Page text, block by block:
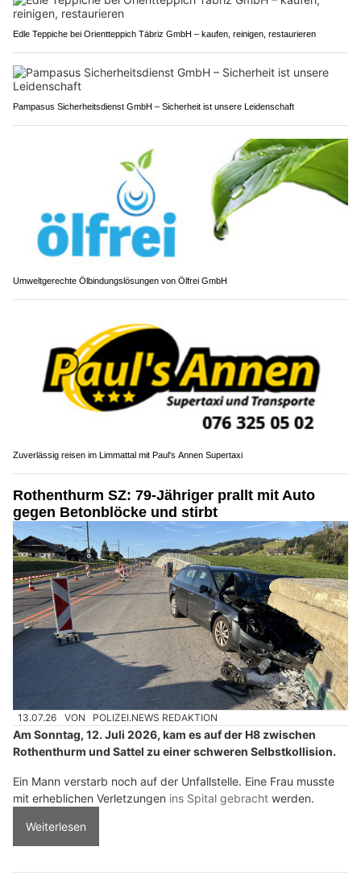
Edle Teppiche bei Orientteppich Täbriz GmbH – kaufen, reinigen, restaurieren
Pampasus Sicherheitsdienst GmbH – Sicherheit ist unsere Leidenschaft
Umweltgerechte Ölbindungslösungen von Ölfrei GmbH
Zuverlässig reisen im Limmattal mit Paul's Annen Supertaxi
Rothenthurm SZ: 79-Jähriger prallt mit Auto
gegen Betonblöcke und stirbt
13.07.26 VON POLIZEI.NEWS REDAKTION
Am Sonntag, 12. Juli 2026, kam es auf der H8 zwischen
Rothenthurm und Sattel zu einer schweren Selbstkollision.
Ein Mann verstarb noch auf der Unfallstelle. Eine Frau musste
mit erheblichen Verletzungen ins Spital gebracht werden.
Weiterlesen